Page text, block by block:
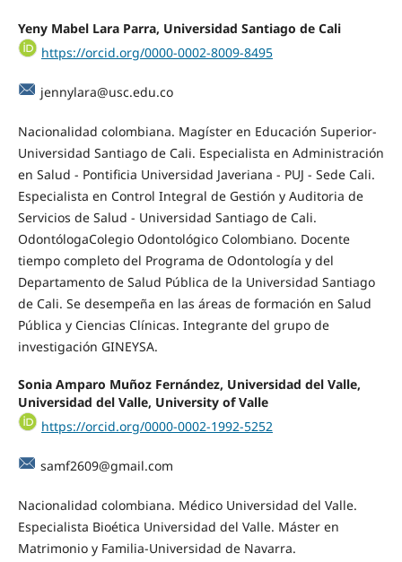
Yeny Mabel Lara Parra, Universidad Santiago de Cali
https://orcid.org/0000-0002-8009-8495
jennylara@usc.edu.co
Nacionalidad colombiana. Magíster en Educación Superior-
Universidad Santiago de Cali. Especialista en Administración
en Salud - Pontificia Universidad Javeriana - PUJ - Sede Cali.
Especialista en Control Integral de Gestión y Auditoria de
Servicios de Salud - Universidad Santiago de Cali.
OdontólogaColegio Odontológico Colombiano. Docente
tiempo completo del Programa de Odontología y del
Departamento de Salud Pública de la Universidad Santiago
de Cali. Se desempeña en las áreas de formación en Salud
Pública y Ciencias Clínicas. Integrante del grupo de
investigación GINEYSA.
Sonia Amparo Muñoz Fernández, Universidad del Valle,
Universidad del Valle, University of Valle
https://orcid.org/0000-0002-1992-5252
samf2609@gmail.com
Nacionalidad colombiana. Médico Universidad del Valle.
Especialista Bioética Universidad del Valle. Máster en
Matrimonio y Familia-Universidad de Navarra.